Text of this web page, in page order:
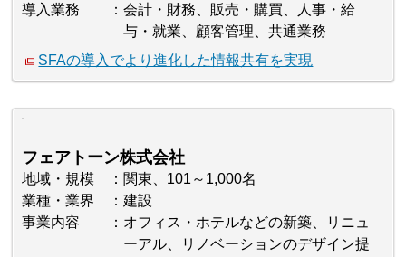
導入業務
会計・財務、販売・購買、人事・給
与・就業、顧客管理、共通業務
SFAの導入でより進化した情報共有を実現
フェアトーン株式会社
地域・規模
関東、101～1,000名
業種・業界
建設
事業内容
オフィス・ホテルなどの新築、リニュ
ーアル、リノベーションのデザイン提